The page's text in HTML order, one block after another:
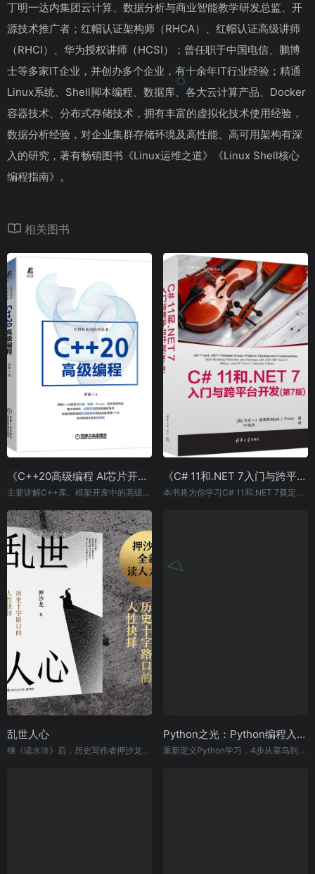
丁明一达内集团云计算、数据分析与商业智能教学研发总监、开
源技术推广者；红帽认证架构师（RHCA）、红帽认证高级讲师
（RHCI）、华为授权讲师（HCSI）；曾任职于中国电信、鹏博
士等多家IT企业，并创办多个企业，有十余年IT行业经验；精通
Linux系统、Shell脚本编程、数据库、各大云计算产品、Docker
容器技术、分布式存储技术，拥有丰富的虚拟化技术使用经验，
数据分析经验，对企业集群存储环境及高性能、高可用架构有深
入的研究，著有畅销图书《Linux运维之道》《Linux Shell核心
编程指南》。
相关图书
《C++20高级编程 AI芯片开发 编译器基础》
主要讲解C++库、框架开发中的高级编程技术，以及新的C++20标准特性。
《C# 11和.NET 7入门与跨平台开发(第7版)》
本书将为你学习C# 11和.NET 7奠定坚实的基础，使你能够自信地构建应用程序和服务。学习完本书，你将能够创建丰富的Web应用，并能牢牢掌握面向对象编程技术，进而能在此基础上进行项目开发。
乱世人心
继《读水浒》后，历史写作者押沙龙全新读人力作
Python之光：Python编程入门与实战
重新定义Python学习，4步从菜鸟到高手，买1得7：视频、案例、练习题、源码、答疑、课件、思维导图